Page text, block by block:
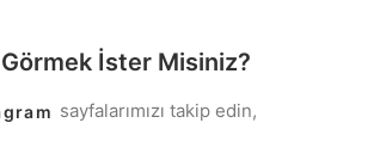
Görmek İster Misiniz?
sayfalarımızı takip edin,